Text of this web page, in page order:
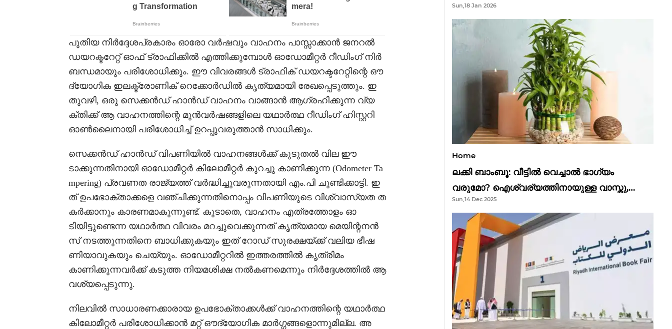
പുതിയ നിർദ്ദേശപ്രകാരം ഓരോ വർഷവും വാഹനം പാസ്സാക്കാൻ ജനറൽ
ഡയറക്ടറേറ്റ് ഓഫ് ട്രാഫിക്കിൽ എത്തിക്കുമ്പോൾ ഓഡോമീറ്റർ റീഡിംഗ് നിർ
ബന്ധമായും പരിശോധിക്കും. ഈ വിവരങ്ങൾ ട്രാഫിക് ഡയറക്ടറേറ്റിന്റെ ഔ
ദ്യോഗിക ഇലക്ട്രോണിക് റെക്കോർഡിൽ കൃത്യമായി രേഖപ്പെടുത്തും. ഇ
തുവഴി, ഒരു സെക്കൻഡ് ഹാൻഡ് വാഹനം വാങ്ങാൻ ആഗ്രഹിക്കുന്ന വ്യ
ക്തിക്ക് ആ വാഹനത്തിന്റെ മുൻവർഷങ്ങളിലെ യഥാർത്ഥ റീഡിംഗ് ഹിസ്റ്ററി
ഓൺലൈനായി പരിശോധിച്ച് ഉറപ്പുവരുത്താൻ സാധിക്കും.
സെക്കൻഡ് ഹാൻഡ് വിപണിയിൽ വാഹനങ്ങൾക്ക് കൂടുതൽ വില ഈ
ടാക്കുന്നതിനായി ഓഡോമീറ്റർ കിലോമീറ്റർ കുറച്ചു കാണിക്കുന്ന (Odometer Ta
mpering) പ്രവണത രാജ്യത്ത് വർദ്ധിച്ചുവരുന്നതായി എം.പി ചൂണ്ടിക്കാട്ടി. ഇ
ത് ഉപഭോക്താക്കളെ വഞ്ചിക്കുന്നതിനൊപ്പം വിപണിയുടെ വിശ്വാസ്യത ത
കർക്കാനും കാരണമാകുന്നുണ്ട്. കൂടാതെ, വാഹനം എത്രത്തോളം ഓ
ടിയിട്ടുണ്ടെന്ന യഥാർത്ഥ വിവരം മറച്ചുവെക്കുന്നത് കൃത്യമായ മെയിന്റനൻ
സ് നടത്തുന്നതിനെ ബാധിക്കുകയും ഇത് റോഡ് സുരക്ഷയ്ക്ക് വലിയ ഭീഷ
ണിയാവുകയും ചെയ്യും. ഓഡോമീറ്ററിൽ ഇത്തരത്തിൽ കൃത്രിമം
കാണിക്കുന്നവർക്ക് കടുത്ത നിയമശിക്ഷ നൽകണമെന്നും നിർദ്ദേശത്തിൽ ആ
വശ്യപ്പെടുന്നു.
നിലവിൽ സാധാരണക്കാരായ ഉപഭോക്താക്കൾക്ക് വാഹനത്തിന്റെ യഥാർത്ഥ
കിലോമീറ്റർ പരിശോധിക്കാൻ മറ്റ് ഔദ്യോഗിക മാർഗ്ഗങ്ങളൊന്നുമില്ല. അ
Sun,18 Jan 2026
Home
ലക്കി ബാംബൂ: വീട്ടിൽ വെച്ചാൽ ഭാഗ്യം
വരുമോ? ഐശ്വര്യത്തിനായുള്ള വാസ്തു,
ഫെങ് ഷൂയി വിശ്വാസങ്ങൾ
Sun,14 Dec 2025